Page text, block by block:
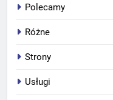
Polecamy
Różne
Strony
Usługi